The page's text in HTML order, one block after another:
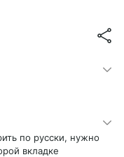
по русски, нужно
вкладке